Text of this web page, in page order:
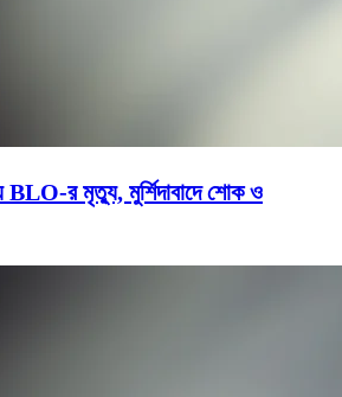
র মৃত্যু, মুর্শিদাবাদে শোক ও